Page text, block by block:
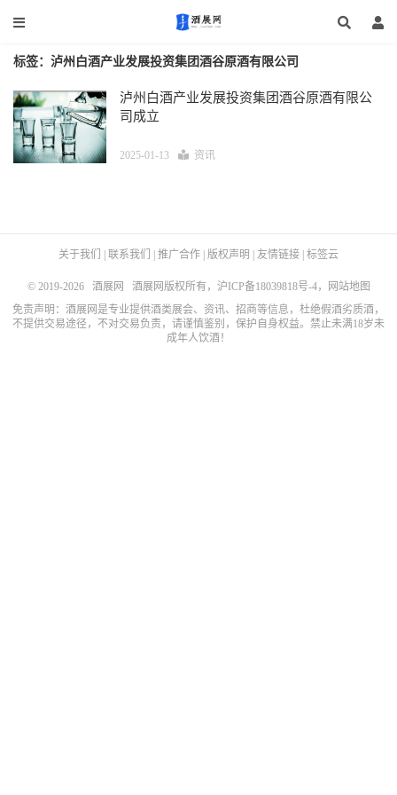
标签：泸州白酒产业发展投资集团酒谷原酒有限公司
泸州白酒产业发展投资集团酒谷原酒有限公
司成立
2025-01-13 资讯
关于我们 联系我们 推广合作 版权声明 友情链接 标签云
© 2019-2026 酒展网 酒展网版权所有， 沪ICP备18039818号-4，
网站地图
免责声明：酒展网是专业提供酒类展会、资讯、招商等信息，杜绝假酒劣质酒，
不提供交易途径，不对交易负责，请谨慎鉴别，保护自身权益。禁止未满18岁未
成年人饮酒！